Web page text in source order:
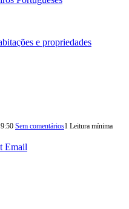
e propriedades
Sem comentários1 Leitura mínima
Email